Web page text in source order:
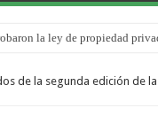
la ley de propiedad
90 niños, niñas y
de la segunda edición de